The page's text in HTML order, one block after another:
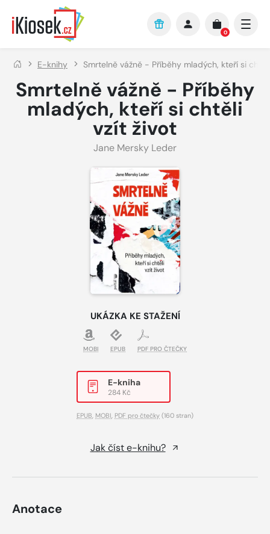
Přejít na hlavní obsah
0
E-knihy Smrtelně vážně - Příběhy mladých, kteří si
Smrtelně vážně - Příběhy
mladých, kteří si chtěli
vzít život
Jane Mersky Leder
UKÁZKA KE STAŽENÍ
MOBI EPUB PDF PRO ČTEČKY
E-kniha
284 Kč
EPUB MOBI PDF pro čtečky (160 stran)
Jak číst e-knihu?
Anotace